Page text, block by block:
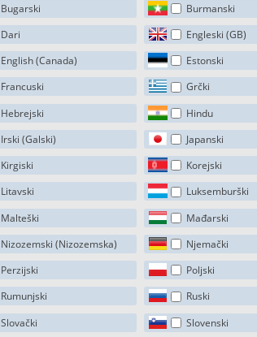
Bugarski
Burmanski
Dari
Engleski (GB)
English (Canada)
Estonski
Francuski
Grčki
Hebrejski
Hindu
Irski (Galski)
Japanski
Kirgiski
Korejski
Litavski
Luksemburški
Malteški
Mađarski
Nizozemski (Nizozemska)
Njemački
Perzijski
Poljski
Rumunjski
Ruski
Slovački
Slovenski